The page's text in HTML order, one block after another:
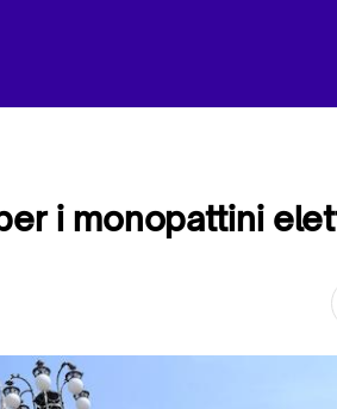
i monopattini